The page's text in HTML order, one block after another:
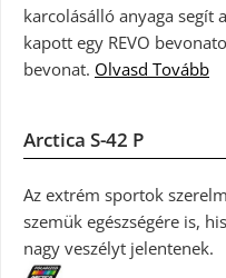
karcolásálló anyaga segít
kapott egy REVO
bevonat. Olvasd Tovább
Arctica S-42 P
Az extrém sportok
szemük egészségére is,
nagy veszélyt jelentenek.